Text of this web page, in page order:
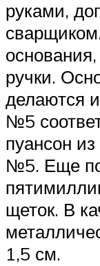
руками,
ручки.
делаются
№5
пуансон из
№5. Еще
щеток. В
1,5 см.